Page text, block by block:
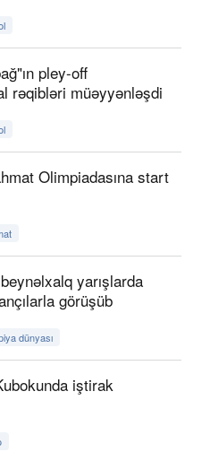
pley-off
rəqibləri müəyyənləşdi
Olimpiadasına start
yarışlarda
görüşüb
dünyası
iştirak